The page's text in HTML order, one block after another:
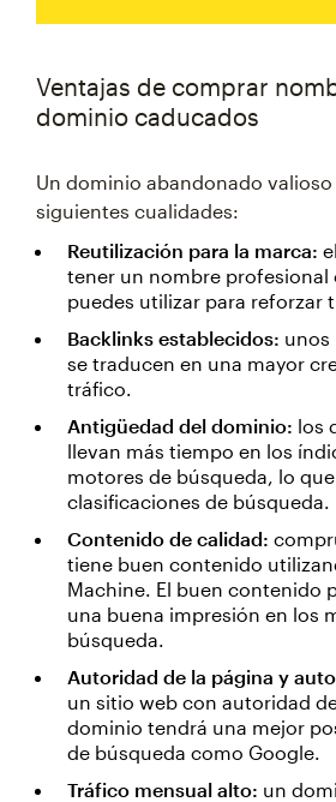
Ventajas de comprar
dominio caducados
Un dominio abandonado valioso
siguientes cualidades:
Reutilización para la marca:
tener un nombre profesional
puedes utilizar para reforzar
Backlinks establecidos: unos
se traducen en una mayor
tráfico.
Antigüedad del dominio: los
llevan más tiempo en los
motores de búsqueda, lo
clasificaciones de búsqueda.
Contenido de calidad:
tiene buen contenido
Machine. El buen contenido
una buena impresión en los
búsqueda.
Autoridad de la página y
un sitio web con autoridad
dominio tendrá una mejor
de búsqueda como Google.
Tráfico mensual alto: un